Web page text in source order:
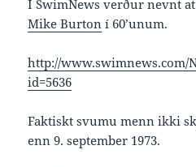
Í SwimNews verður nevnt
Mike Burton í 60’unum.
http://www.swimnews.com/
id=5636
Faktiskt svumu menn ikki
enn 9. september 1973.